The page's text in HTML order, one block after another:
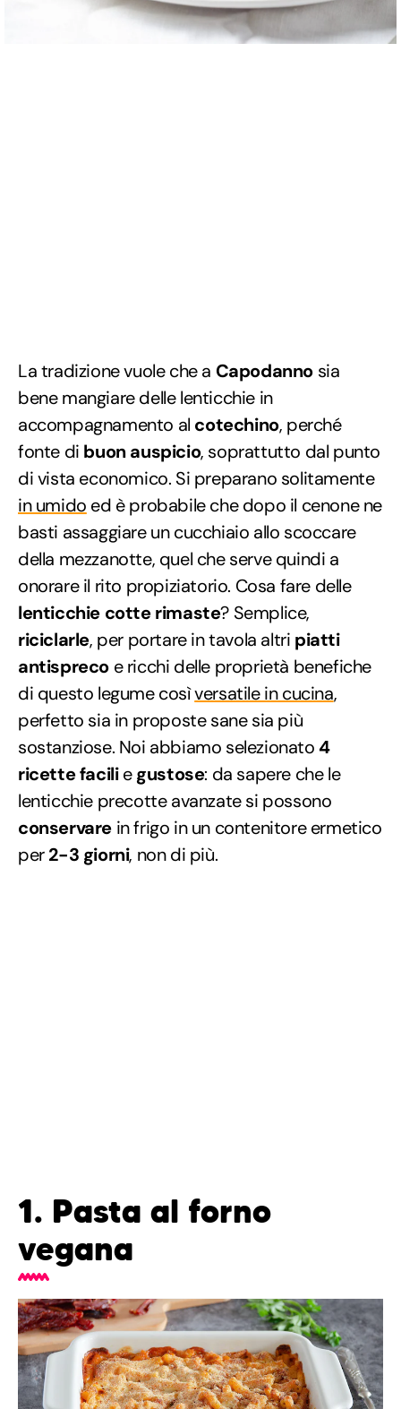
La tradizione vuole che a Capodanno sia
bene mangiare delle lenticchie in
accompagnamento al cotechino, perché
fonte di buon auspicio, soprattutto dal punto
di vista economico. Si preparano solitamente
in umido ed è probabile che dopo il cenone ne
basti assaggiare un cucchiaio allo scoccare
della mezzanotte, quel che serve quindi a
onorare il rito propiziatorio. Cosa fare delle
lenticchie cotte rimaste? Semplice,
riciclarle, per portare in tavola altri piatti
antispreco e ricchi delle proprietà benefiche
di questo legume cosìversatile in cucina,
perfetto sia in proposte sane sia più
sostanziose. Noi abbiamo selezionato4
ricettefaciliegustose: da sapere che le
lenticchie precotte avanzate si possono
conservare in frigo in un contenitore ermetico
per2-3 giorni, non di più.
1. Pasta al forno
vegana